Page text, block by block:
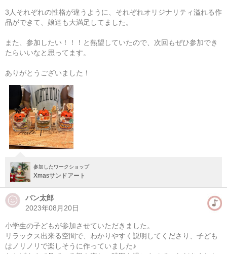
次の開催をお楽しみに！
3人それぞれの性格が違うように、それぞれオリジナリティ溢れる作
品ができて、娘達も大満足してました。
また、参加したい！！！と熱望していたので、次回もぜひ参加でき
たらいいなと思ってます。
ありがとうございました！
参加したワークショップ
Xmasサンドアート
パン太郎
2023年08月20日
小学生の子どもが参加させていただきました。
リラックス出来る空間で、わかりやすく説明してくださり、子ども
はノリノリで楽しそうに作っていました♪